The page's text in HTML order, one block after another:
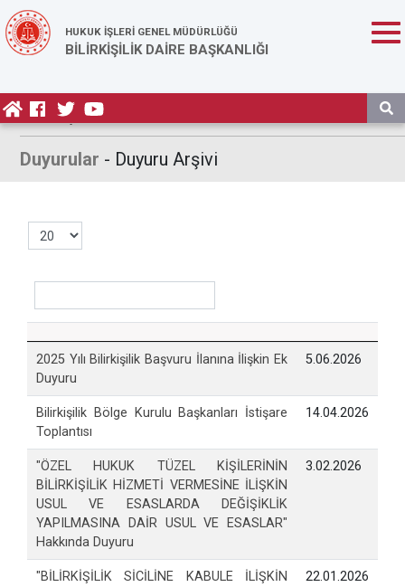
HUKUK İŞLERİ GENEL MÜDÜRLÜĞÜ
BİLİRKİŞİLİK DAİRE BAŞKANLIĞI
Anasayfa /
Duyurular - Duyuru Arşivi
2025 Yılı Bilirkişilik Başvuru İlanına İlişkin Ek
Duyuru
5.06.2026
Bilirkişilik Bölge Kurulu Başkanları İstişare
Toplantısı
14.04.2026
"ÖZEL HUKUK TÜZEL KİŞİLERİNİN
BİLİRKİŞİLİK HİZMETİ VERMESİNE İLİŞKİN
USUL VE ESASLARDA DEĞİŞİKLİK
YAPILMASINA DAİR USUL VE ESASLAR"
Hakkında Duyuru
3.02.2026
"BİLİRKİŞİLİK SİCİLİNE KABULE İLİŞKİN
22.01.2026